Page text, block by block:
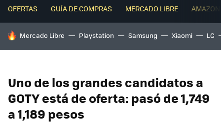
OFERTAS GUÍA DE COMPRAS MERCADO LIBRE
HOY SE HABLA DE
Mercado Libre Playstation Samsung Xiaomi LG
Uno de los grandes candidatos a
GOTY está de oferta: pasó de 1,749
a 1,189 pesos